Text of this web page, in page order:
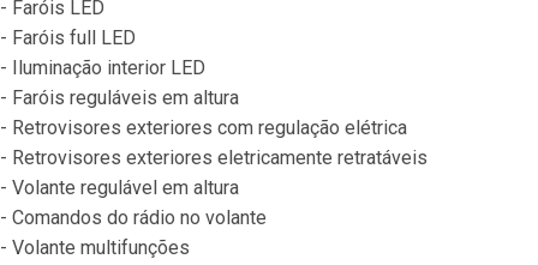
- Faróis LED
- Faróis full LED
- Iluminação interior LED
- Faróis reguláveis em altura
- Retrovisores exteriores com regulação elétrica
- Retrovisores exteriores eletricamente retratáveis
- Volante regulável em altura
- Comandos do rádio no volante
- Volante multifunções